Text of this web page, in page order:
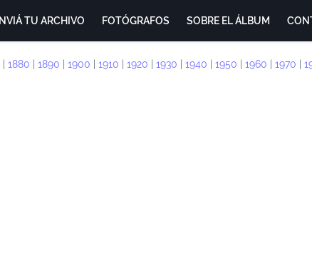
TU ARCHIVO FOTÓGRAFOS SOBRE EL ÁLBUM
1880 1890 1900 1910 1920 1930 1940 1950 1960 1970